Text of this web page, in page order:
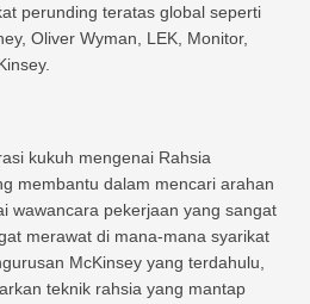
perunding teratas global seperti
Oliver Wyman, LEK, Monitor,
kukuh mengenai Rahsia
membantu dalam mencari arahan
wawancara pekerjaan yang sangat
merawat di mana-mana syarikat
McKinsey yang terdahulu,
teknik rahsia yang mantap